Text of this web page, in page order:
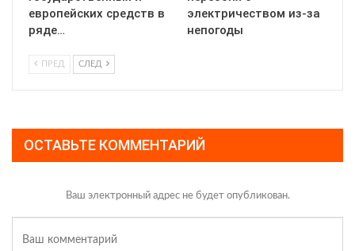
европейских средств в
ряде…
электричеством из-за
непогоды
ПРЕД СЛЕД
ОСТАВЬТЕ КОММЕНТАРИЙ
Ваш электронный адрес не будет опубликован.